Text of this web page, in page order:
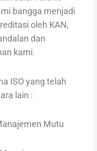
bangga menjadi
oleh KAN,
dan
kami.
ISO yang telah
lain :
Mutu